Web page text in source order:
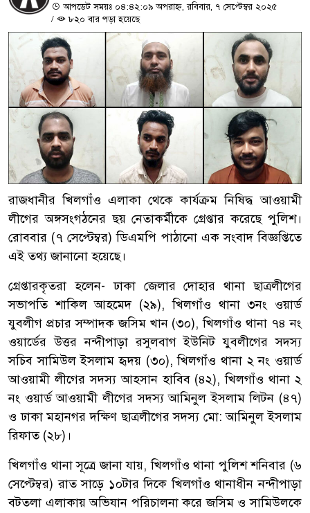
আপডেট সময়ঃ ০৪:৪২:০৯ অপরাহ্ন, রবিবার, ৭ সেপ্টেম্বর ২০২৫
/
৮২০ বার পড়া হয়েছে
রাজধানীর খিলগাঁও এলাকা থেকে কার্যক্রম নিষিদ্ধ আওয়ামী
লীগের অঙ্গসংগঠনের ছয় নেতাকর্মীকে গ্রেপ্তার করেছে পুলিশ।
রোববার (৭ সেপ্টেম্বর) ডিএমপি পাঠানো এক সংবাদ বিজ্ঞপ্তিতে
এই তথ্য জানানো হয়েছে।
গ্রেপ্তারকৃতরা হলেন- ঢাকা জেলার দোহার থানা ছাত্রলীগের
সভাপতি শাকিল আহমেদ (২৯), খিলগাঁও থানা ৩নং ওয়ার্ড
যুবলীগ প্রচার সম্পাদক জসিম খান (৩০), খিলগাঁও থানা ৭৪ নং
ওয়ার্ডের উত্তর নন্দীপাড়া রসুলবাগ ইউনিট যুবলীগের সদস্য
সচিব সামিউল ইসলাম হৃদয় (৩০), খিলগাঁও থানা ২ নং ওয়ার্ড
আওয়ামী লীগের সদস্য আহসান হাবিব (৪২), খিলগাঁও থানা ২
নং ওয়ার্ড আওয়ামী লীগের সদস্য আমিনুল ইসলাম লিটন (৪৭)
ও ঢাকা মহানগর দক্ষিণ ছাত্রলীগের সদস্য মো: আমিনুল ইসলাম
রিফাত (২৮)।
খিলগাঁও থানা সূত্রে জানা যায়, খিলগাঁও থানা পুলিশ শনিবার (৬
সেপ্টেম্বর) রাত সাড়ে ১০টার দিকে খিলগাঁও থানাধীন নন্দীপাড়া
বটতলা এলাকায় অভিযান পরিচালনা করে জসিম ও সামিউলকে